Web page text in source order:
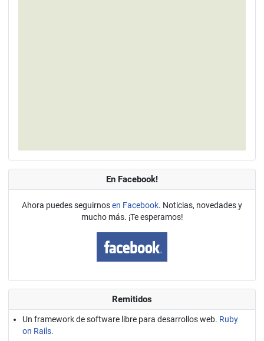
En Facebook!
Ahora puedes seguirnosen Facebook. Noticias, novedades y
mucho más. ¡Te esperamos!
Remitidos
Un framework de software libre para desarrollos web. Ruby
on Rails.